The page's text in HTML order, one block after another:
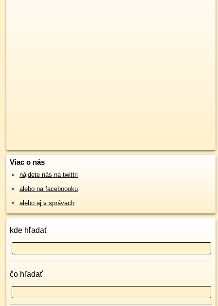
Viac o nás
nájdete nás na twittri
alebo na faceboooku
alebo aj v správach
kde hľadať
čo hľadať